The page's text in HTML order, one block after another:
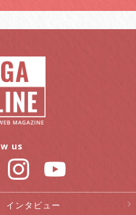
インタビュー
us